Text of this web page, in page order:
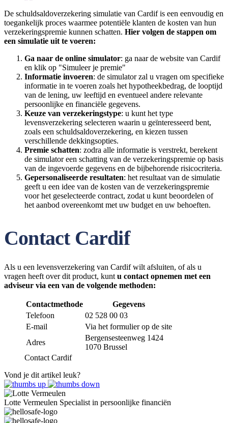
De schuldsaldoverzekering simulatie van Cardif is een eenvoudig en
toegankelijk proces waarmee potentiële klanten de kosten van hun
verzekeringspremie kunnen schatten. Hier volgen de stappen om
een simulatie uit te voeren:
Ga naar de online simulator: ga naar de website van Cardif
en klik op "Simuleer je premie"
Informatie invoeren: de simulator zal u vragen om specifieke
informatie in te voeren zoals het hypotheekbedrag, de looptijd
van de lening, uw leeftijd en eventueel andere relevante
persoonlijke en financiële gegevens.
Keuze van verzekeringstype: u kunt het type
levensverzekering selecteren waarin u geïnteresseerd bent,
zoals een schuldsaldoverzekering, en kiezen tussen
verschillende dekkingsopties.
Premie schatten: zodra alle informatie is verstrekt, berekent
de simulator een schatting van de verzekeringspremie op basis
van de ingevoerde gegevens en de bijbehorende risicocriteria.
Gepersonaliseerde resultaten: het resultaat van de simulatie
geeft u een idee van de kosten van de verzekeringspremie
voor het geselecteerde contract, zodat u kunt beoordelen of
het aanbod overeenkomt met uw budget en uw behoeften.
Contact Cardif
Als u een levensverzekering van Cardif wilt afsluiten, of als u
vragen heeft over dit product, kunt u contact opnemen met een
adviseur via een van de volgende methoden:
Contactmethode
Gegevens
Telefoon
02 528 00 03
E-mail
Via het formulier op de site
Adres
Bergensesteenweg 1424
1070 Brussel
Contact Cardif
Vond je dit artikel leuk?
Lotte Vermeulen Specialist in persoonlijke financiën